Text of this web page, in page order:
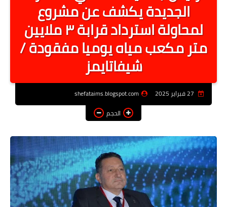
أخبار الرياصة
الطب البديل
منوعات
خدمات
عاجل
اخبار فنيه
التعليم
الصحه
الطقس
معلومه قانونيه
الجديدة يكشف عن مشروع
لمحاولة استرداد قرابة ٣ ملايين
متر مكعب مياه يوميا مفقودة /
شيفاتايمز
shefataims.blogspot.com
الحجم